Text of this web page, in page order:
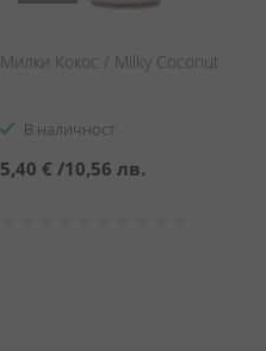
Милки Кокос / Milky Coconut
В наличност
5,40 € /10,56 лв.